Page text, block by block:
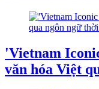
'Vietnam
văn hóa Việt